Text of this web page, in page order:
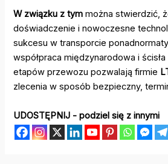
W związku z tym można stwierdzić,
doświadczenie i nowoczesne
sukcesu w transporcie
współpraca międzynarodowa i
etapów przewozu pozwalają firmie
zlecenia w sposób bezpieczny,
UDOSTĘPNIJ - podziel się z innymi